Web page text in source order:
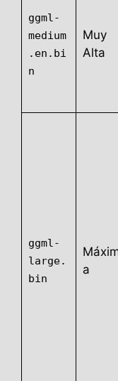
ggml-
medium
.en.bi
n
Muy
Alta
ggml-
large.
bin
a